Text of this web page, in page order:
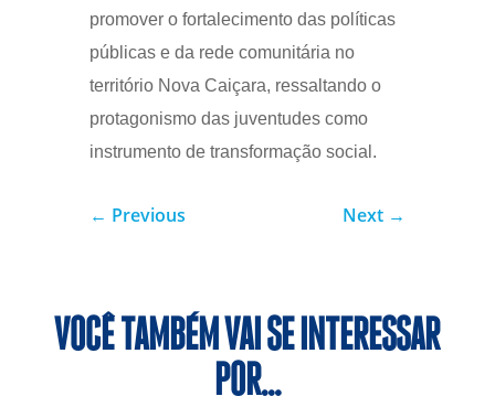
promover o fortalecimento das políticas
públicas e da rede comunitária no
território Nova Caiçara, ressaltando o
protagonismo das juventudes como
instrumento de transformação social.
← Previous Next →
VOCÊ TAMBÉM VAI SE INTERESSAR
POR…